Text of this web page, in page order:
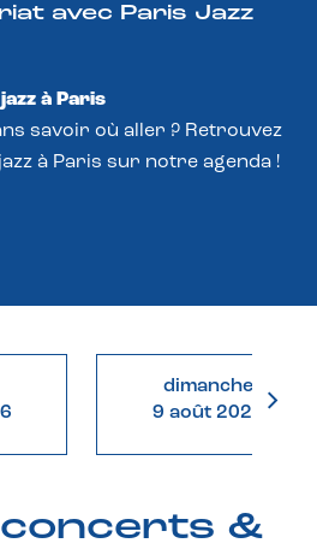
avec Paris Jazz
à Paris
savoir où aller ? Retrouvez
à Paris sur notre agenda !
dimanche
9 août 2026
concerts &